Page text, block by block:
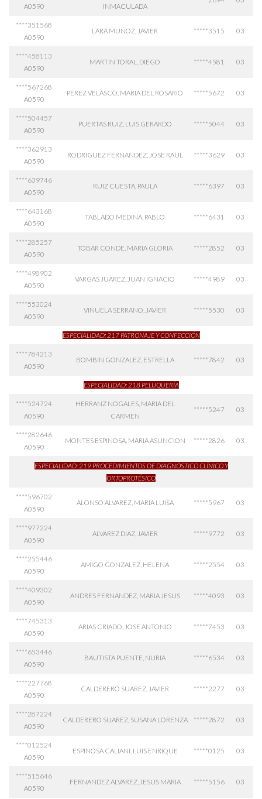
A0590 INMACULADA
****351568
A0590
LARA MUÑOZ, JAVIER *****3515 03
****458113
A0590
MARTIN TORAL, DIEGO *****4581 03
****567268
A0590
PEREZ VELASCO, MARIA DEL ROSARIO *****5672 03
****504457
A0590
PUERTAS RUIZ, LUIS GERARDO *****5044 03
****362913
A0590
RODRIGUEZ FERNANDEZ, JOSE RAUL *****3629 03
****639746
A0590
RUIZ CUESTA, PAULA *****6397 03
****643168
A0590
TABLADO MEDINA, PABLO *****6431 03
****285257
A0590
TOBAR CONDE, MARIA GLORIA *****2852 03
****498902
A0590
VARGAS JUAREZ, JUAN IGNACIO *****4989 03
****553024
A0590
VIÑUELA SERRANO, JAVIER *****5530 03
ESPECIALIDAD: 217 PATRONAJE Y CONFECCIÓN
****784213
A0590
BOMBIN GONZALEZ, ESTRELLA *****7842 03
ESPECIALIDAD: 218 PELUQUERÍA
****524724
A0590
HERRANZ NOGALES, MARIA DEL
CARMEN
*****5247 03
****282646
A0590
MONTES ESPINOSA, MARIA ASUNCION *****2826 03
ESPECIALIDAD: 219 PROCEDIMIENTOS DE DIAGNÓSTICO CLÍNICO Y
ORTOPROTÉSICO
****596702
A0590
ALONSO ALVAREZ, MARIA LUISA *****5967 03
****977224
A0590
ALVAREZ DIAZ, JAVIER *****9772 03
****255446
A0590
AMIGO GONZALEZ, HELENA *****2554 03
****409302
A0590
ANDRES FERNANDEZ, MARIA JESUS *****4093 03
****745313
A0590
ARIAS CRIADO, JOSE ANTONIO *****7453 03
****653446
A0590
BAUTISTA PUENTE, NURIA *****6534 03
****227768
A0590
CALDERERO SUAREZ, JAVIER *****2277 03
****287224
A0590
CALDERERO SUAREZ, SUSANA LORENZA *****2872 03
****012524
A0590
ESPINOSA CALIANI, LUIS ENRIQUE *****0125 03
****515646
A0590
FERNANDEZ ALVAREZ, JESUS MARIA *****5156 03